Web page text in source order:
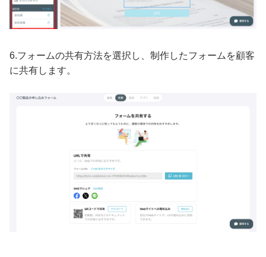
6.フォームの共有方法を選択し、制作したフォームを顧客
に共有します。